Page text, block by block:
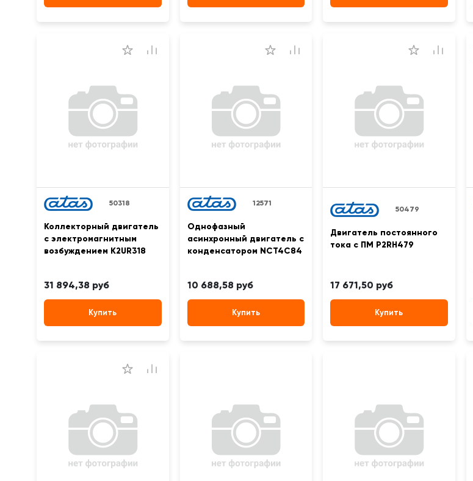
50318
Коллекторный двигатель
с электромагнитным
возбуждением K2UR318
31 894,38 руб
Купить
12571
Однофазный
асинхронный двигатель с
конденсатором NCT4C84
10 688,58 руб
Купить
50479
Двигатель постоянного
тока с ПМ P2RH479
17 671,50 руб
Купить